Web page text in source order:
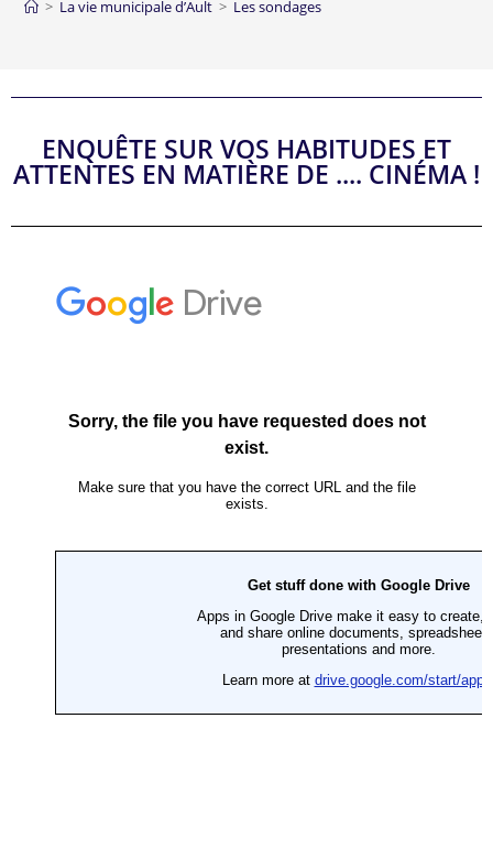
> La vie municipale d’Ault > Les sondages
ENQUÊTE SUR VOS HABITUDES ET
ATTENTES EN MATIÈRE DE .... CINÉMA !